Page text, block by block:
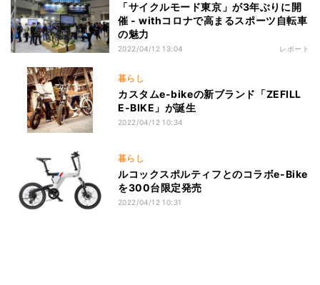
「サイクルモード東京」が3年ぶりに開
催 - withコロナで高まるスポーツ自転車
の魅力
2022/04/12 13:04 レポート
暮らし
カスタムe-bikeの新ブランド「ZEFILL
E-BIKE」が誕生
2022/04/12 10:34
暮らし
ルコックスポルティフとのコラボe-Bike
を300台限定発売
2022/04/12 10:31